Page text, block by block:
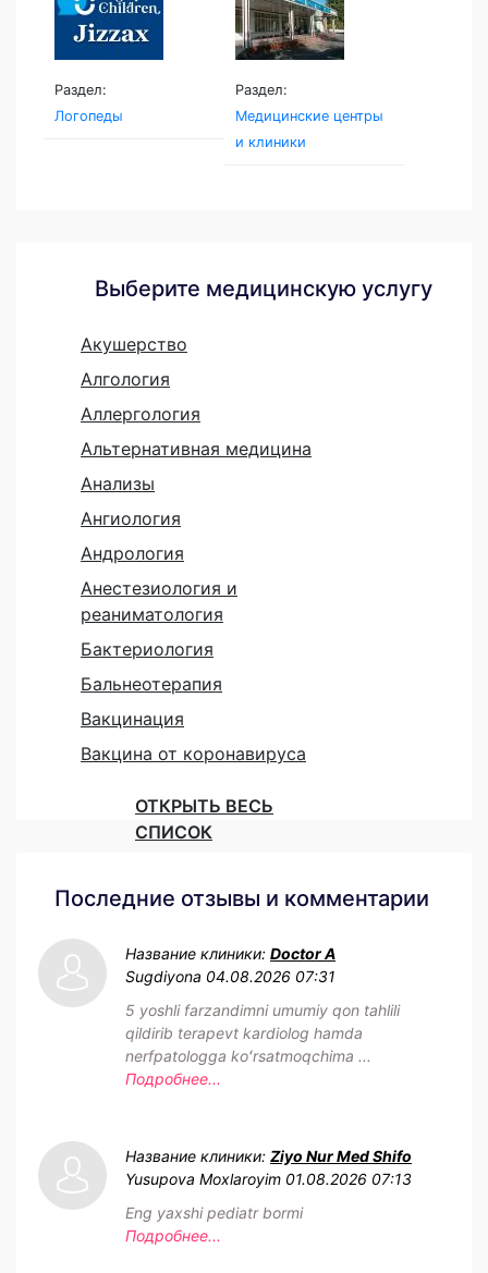
Раздел:
Логопеды
Раздел:
Медицинские центры
и клиники
Выберите медицинскую услугу
Акушерство
Алгология
Аллергология
Альтернативная медицина
Анализы
Ангиология
Андрология
Анестезиология и
реаниматология
Бактериология
Бальнеотерапия
Вакцинация
Вакцина от коронавируса
ОТКРЫТЬ ВЕСЬ
СПИСОК
Последние отзывы и комментарии
Название клиники: Doctor A
Sugdiyona 04.08.2026 07:31
5 yoshli farzandimni umumiy qon tahlili
qildirib terapevt kardiolog hamda
nerfpatologga koʻrsatmoqchima ...
Подробнее...
Название клиники: Ziyo Nur Med Shifo
Yusupova Moxlaroyim 01.08.2026 07:13
Eng yaxshi pediatr bormi
Подробнее...